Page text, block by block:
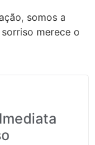
somos a
merece o